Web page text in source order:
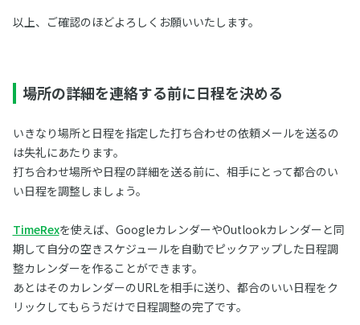
以上、ご確認のほどよろしくお願いいたします。
場所の詳細を連絡する前に日程を決める
いきなり場所と日程を指定した打ち合わせの依頼メールを送るの
は失礼にあたります。
打ち合わせ場所や日程の詳細を送る前に、相手にとって都合のい
い日程を調整しましょう。
TimeRexを使えば、GoogleカレンダーやOutlookカレンダーと同
期して自分の空きスケジュールを自動でピックアップした日程調
整カレンダーを作ることができます。
あとはそのカレンダーのURLを相手に送り、都合のいい日程をク
リックしてもらうだけで日程調整の完了です。